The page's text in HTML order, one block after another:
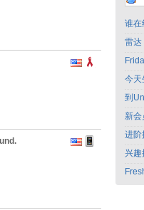
谁在
雷达
今天
到
新会
进阶
兴趣